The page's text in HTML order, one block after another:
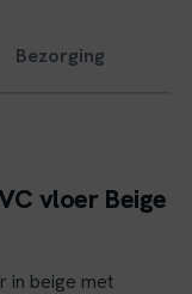
Bezorging
vloer Beige
in beige met